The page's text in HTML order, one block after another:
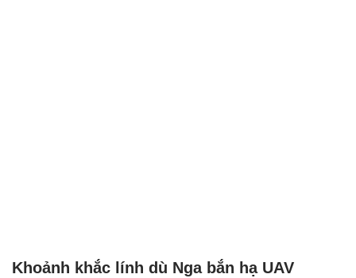
Khoảnh khắc lính dù Nga bắn hạ UAV